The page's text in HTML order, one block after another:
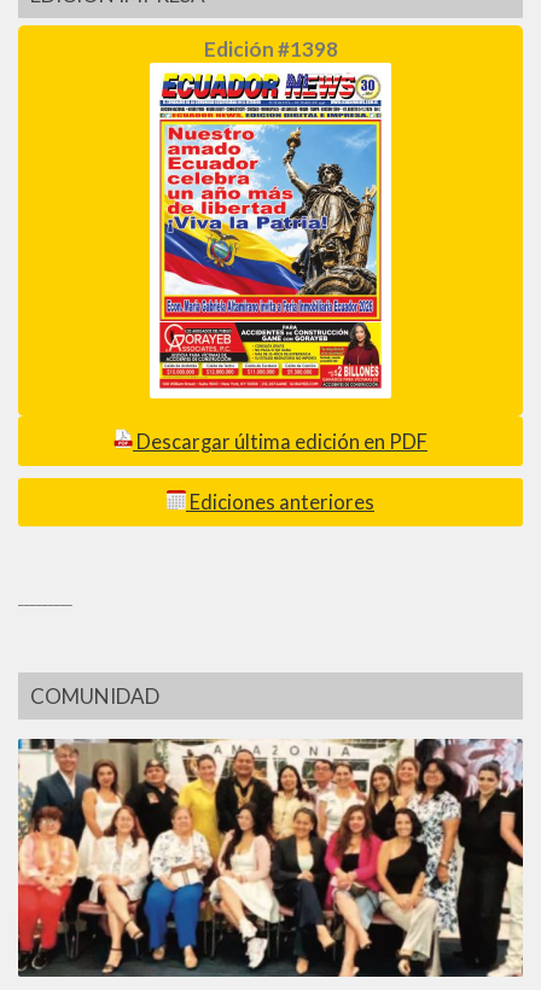
Edición #1398
Descargar última edición en PDF
Ediciones anteriores
COMUNIDAD